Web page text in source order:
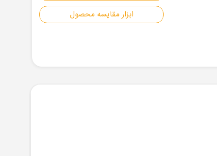
ابزار مقایسه محصول